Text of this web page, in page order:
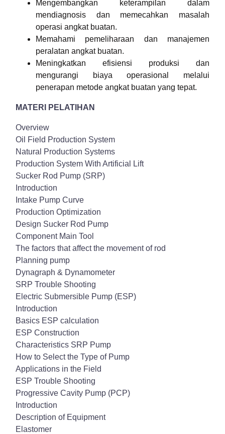
Mengembangkan keterampilan dalam
mendiagnosis dan memecahkan masalah
operasi angkat buatan.
Memahami pemeliharaan dan manajemen
peralatan angkat buatan.
Meningkatkan efisiensi produksi dan
mengurangi biaya operasional melalui
penerapan metode angkat buatan yang tepat.
MATERI PELATIHAN
Overview
Oil Field Production System
Natural Production Systems
Production System With Artificial Lift
Sucker Rod Pump (SRP)
Introduction
Intake Pump Curve
Production Optimization
Design Sucker Rod Pump
Component Main Tool
The factors that affect the movement of rod
Planning pump
Dynagraph & Dynamometer
SRP Trouble Shooting
Electric Submersible Pump (ESP)
Introduction
Basics ESP calculation
ESP Construction
Characteristics SRP Pump
How to Select the Type of Pump
Applications in the Field
ESP Trouble Shooting
Progressive Cavity Pump (PCP)
Introduction
Description of Equipment
Elastomer